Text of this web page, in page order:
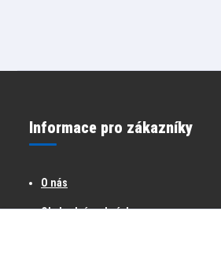
Informace pro zákazníky
O nás
Obchodní podmínky